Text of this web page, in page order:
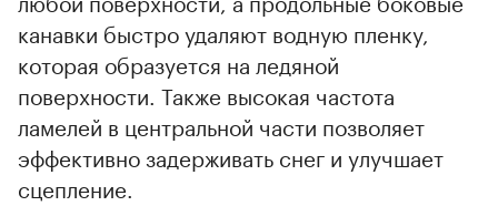
канавки быстро удаляют водную пленку,
которая образуется на ледяной
поверхности. Также высокая частота
ламелей в центральной части позволяет
эффективно задерживать снег и улучшает
сцепление.